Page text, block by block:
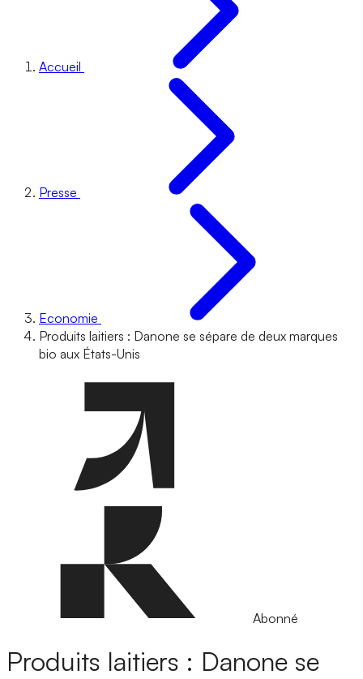
Accueil
Presse
Economie
Produits laitiers : Danone se sépare de deux marques
bio aux États-Unis
Abonné
Produits laitiers : Danone se